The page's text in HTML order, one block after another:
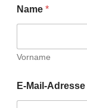
Name *
Vorname
E-Mail-Adresse